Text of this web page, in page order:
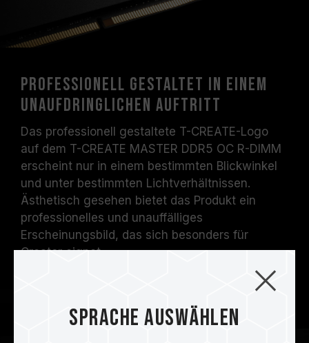
Professionell gestaltet in einem
unaufdringlichen Auftritt
Das professionell gestaltete T-CREATE-Logo
auf dem T-CREATE MASTER DDR5 OC R-DIMM
erscheint nur in einem bestimmten Blickwinkel
und unter bestimmten Lichtverhältnissen.
Ästhetisch gesehen bietet das Produkt ein
professionelles und unauffälliges
Erscheinungsbild, das sich besonders für
Creator eignet.
Sprache auswählen